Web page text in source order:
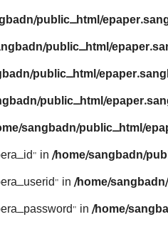
public_html/
public_html/
public_html/
public_html/
sangbadn/public_html/
in /home/sangbadn/
in /home/
in /home/